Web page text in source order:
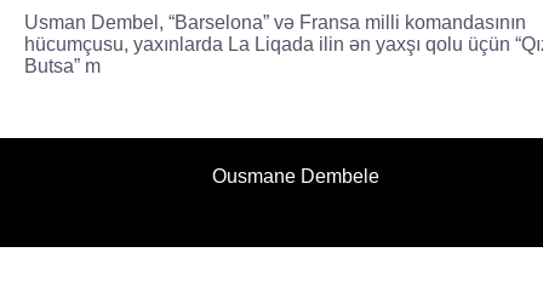
Usman Dembel, “Barselona” və Fransa milli komandasının
hücumçusu, yaxınlarda La Liqada ilin ən yaxşı qolu üçün
Butsa” m
Ousmane Dembele